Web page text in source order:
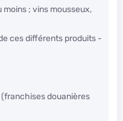
moins ; vins mousseux,
ces différents produits -
douanières